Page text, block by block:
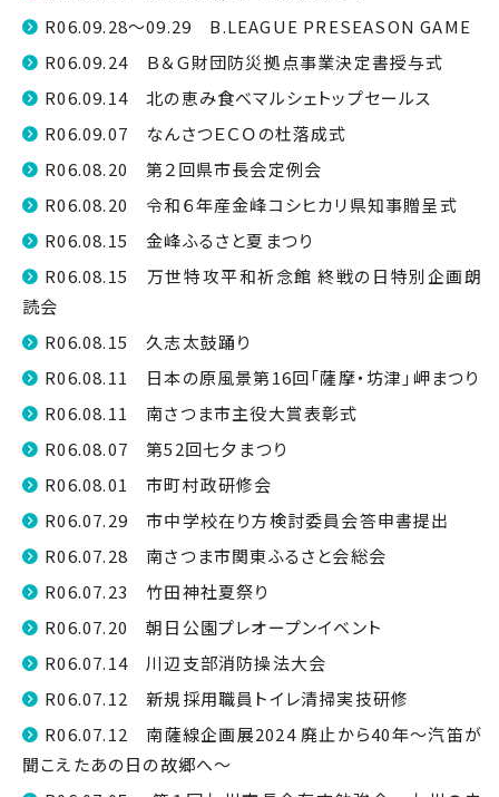
R06.09.28～09.29 B.LEAGUE PRESEASON GAME
R06.09.24 Ｂ＆Ｇ財団防災拠点事業決定書授与式
R06.09.14 北の恵み食べマルシェトップセールス
R06.09.07 なんさつＥＣＯの杜落成式
R06.08.20 第２回県市長会定例会
R06.08.20 令和６年産金峰コシヒカリ県知事贈呈式
R06.08.15 金峰ふるさと夏まつり
R06.08.15 万世特攻平和祈念館 終戦の日特別企画朗
読会
R06.08.15 久志太鼓踊り
R06.08.11 日本の原風景第16回「薩摩・坊津」岬まつり
R06.08.11 南さつま市主役大賞表彰式
R06.08.07 第52回七夕まつり
R06.08.01 市町村政研修会
R06.07.29 市中学校在り方検討委員会答申書提出
R06.07.28 南さつま市関東ふるさと会総会
R06.07.23 竹田神社夏祭り
R06.07.20 朝日公園プレオープンイベント
R06.07.14 川辺支部消防操法大会
R06.07.12 新規採用職員トイレ清掃実技研修
R06.07.12 南薩線企画展2024 廃止から40年～汽笛が
聞こえたあの日の故郷へ～